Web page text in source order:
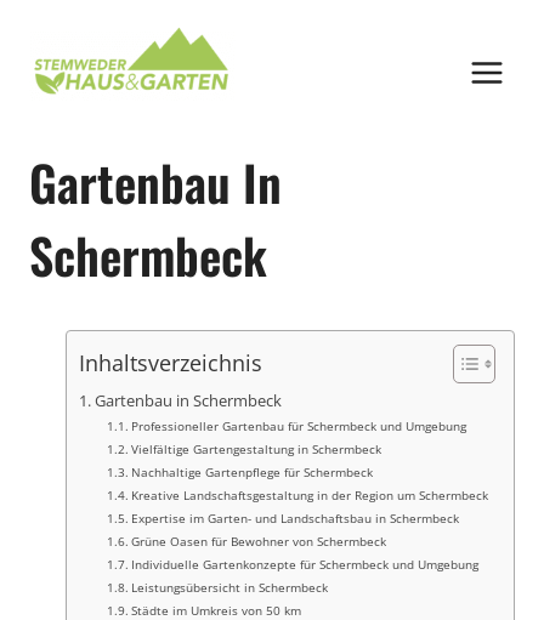
springen
Gartenbau In
Schermbeck
Inhaltsverzeichnis
Gartenbau in Schermbeck
Professioneller Gartenbau für Schermbeck und Umgebung
Vielfältige Gartengestaltung in Schermbeck
Nachhaltige Gartenpflege für Schermbeck
Kreative Landschaftsgestaltung in der Region um Schermbeck
Expertise im Garten- und Landschaftsbau in Schermbeck
Grüne Oasen für Bewohner von Schermbeck
Individuelle Gartenkonzepte für Schermbeck und Umgebung
Leistungsübersicht in Schermbeck
Städte im Umkreis von 50 km